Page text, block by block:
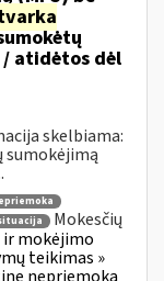
atidėtos dėl
skelbiama:
sumokėjimą
Mokesčių
ir mokėjimo
teikimas »